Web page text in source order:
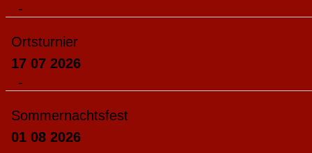
-
Ortsturnier
17 07 2026
-
Sommernachtsfest
01 08 2026